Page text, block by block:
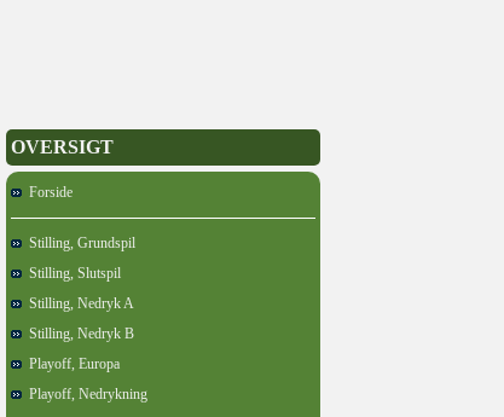
OVERSIGT
Forside
Stilling, Grundspil
Stilling, Slutspil
Stilling, Nedryk A
Stilling, Nedryk B
Playoff, Europa
Playoff, Nedrykning